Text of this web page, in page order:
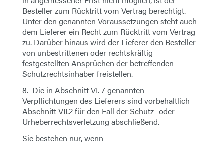
Besteller zum Rücktritt vom Vertrag berechtigt.
Unter den genannten Voraussetzungen steht auch
dem Lieferer ein Recht zum Rücktritt vom Vertrag
zu. Darüber hinaus wird der Lieferer den Besteller
von unbestrittenen oder rechtskräftig
festgestellten Ansprüchen der betreffenden
Schutzrechtsinhaber freistellen.
8. Die in Abschnitt VI. 7 genannten
Verpflichtungen des Lieferers sind vorbehaltlich
Abschnitt VII.2 für den Fall der Schutz- oder
Urheberrechtsverletzung abschließend.
Sie bestehen nur, wenn